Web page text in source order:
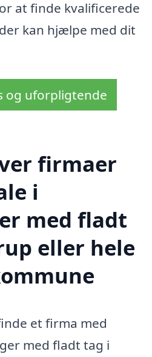
at finde kvalificerede
kan hjælpe med dit
og uforpligtende
firmaer
i
med fladt
eller hele
et firma med
med fladt tag i